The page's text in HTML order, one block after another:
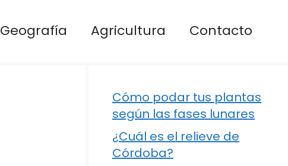
Geografía Agricultura Contacto
Cómo podar tus plantas
según las fases lunares
¿Cuál es el relieve de
Córdoba?